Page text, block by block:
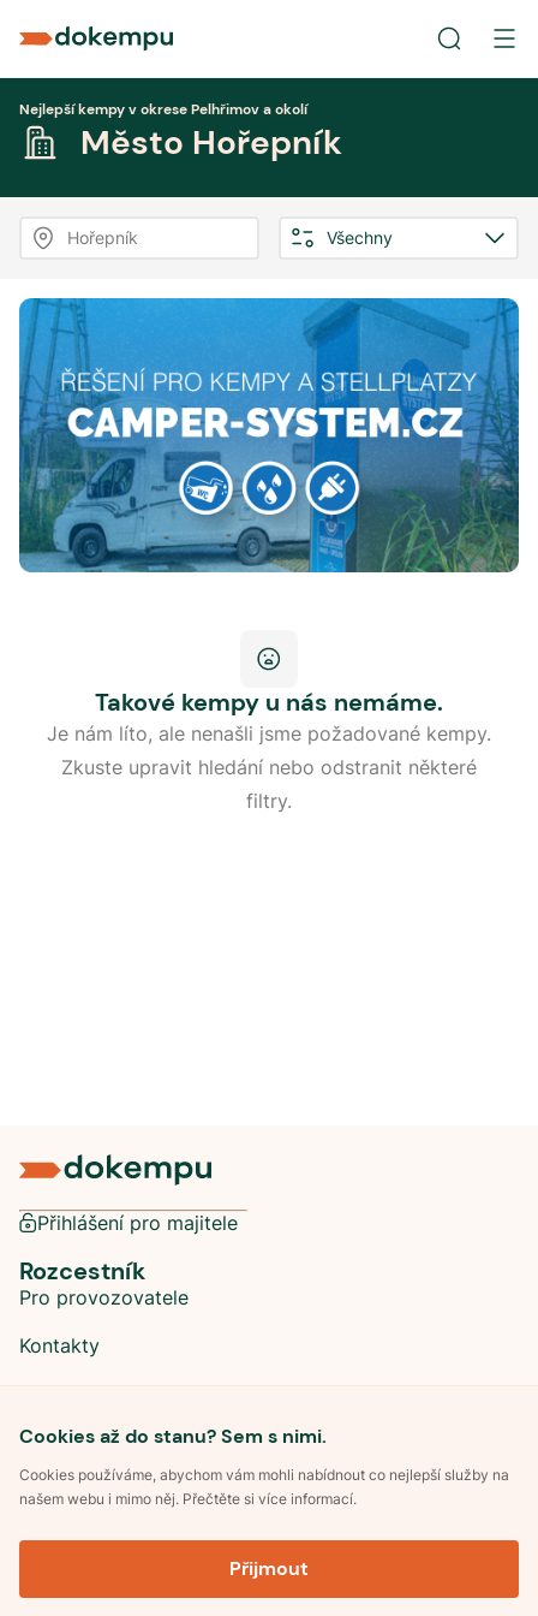
Nejlepší kempy v okrese Pelhřimov a okolí
Město Hořepník
Hořepník Všechny
Takové kempy u nás nemáme.
Je nám líto, ale nenašli jsme požadované kempy.
Zkuste upravit hledání nebo odstranit některé
filtry.
Cookies až do stanu? Sem s nimi.
Cookies používáme, abychom vám mohli nabídnout co nejlepší služby na
našem webu i mimo něj. Přečtěte si více informací.
Přijmout
Přihlášení pro majitele
Rozcestník
Pro provozovatele
Kontakty
Sociální sítě